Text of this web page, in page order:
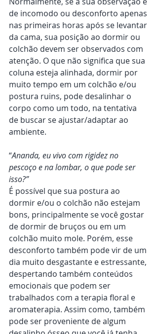
de incomodo ou desconforto apenas
nas primeiras horas após se levantar
da cama, sua posição ao dormir ou
colchão devem ser observados com
atenção. O que não significa que sua
coluna esteja alinhada, dormir por
muito tempo em um colchão e/ou
postura ruins, pode desalinhar o
corpo como um todo, na tentativa
de buscar se ajustar/adaptar ao
ambiente.
“Ananda, eu vivo com rigidez no
pescoço e na lombar, o que pode ser
isso?”
É possível que sua postura ao
dormir e/ou o colchão não estejam
bons, principalmente se você gostar
de dormir de bruços ou em um
colchão muito mole. Porém, esse
desconforto também pode vir de um
dia muito desgastante e estressante,
despertando também conteúdos
emocionais que podem ser
trabalhados com a terapia floral e
aromaterapia. Assim como, também
pode ser proveniente de algum